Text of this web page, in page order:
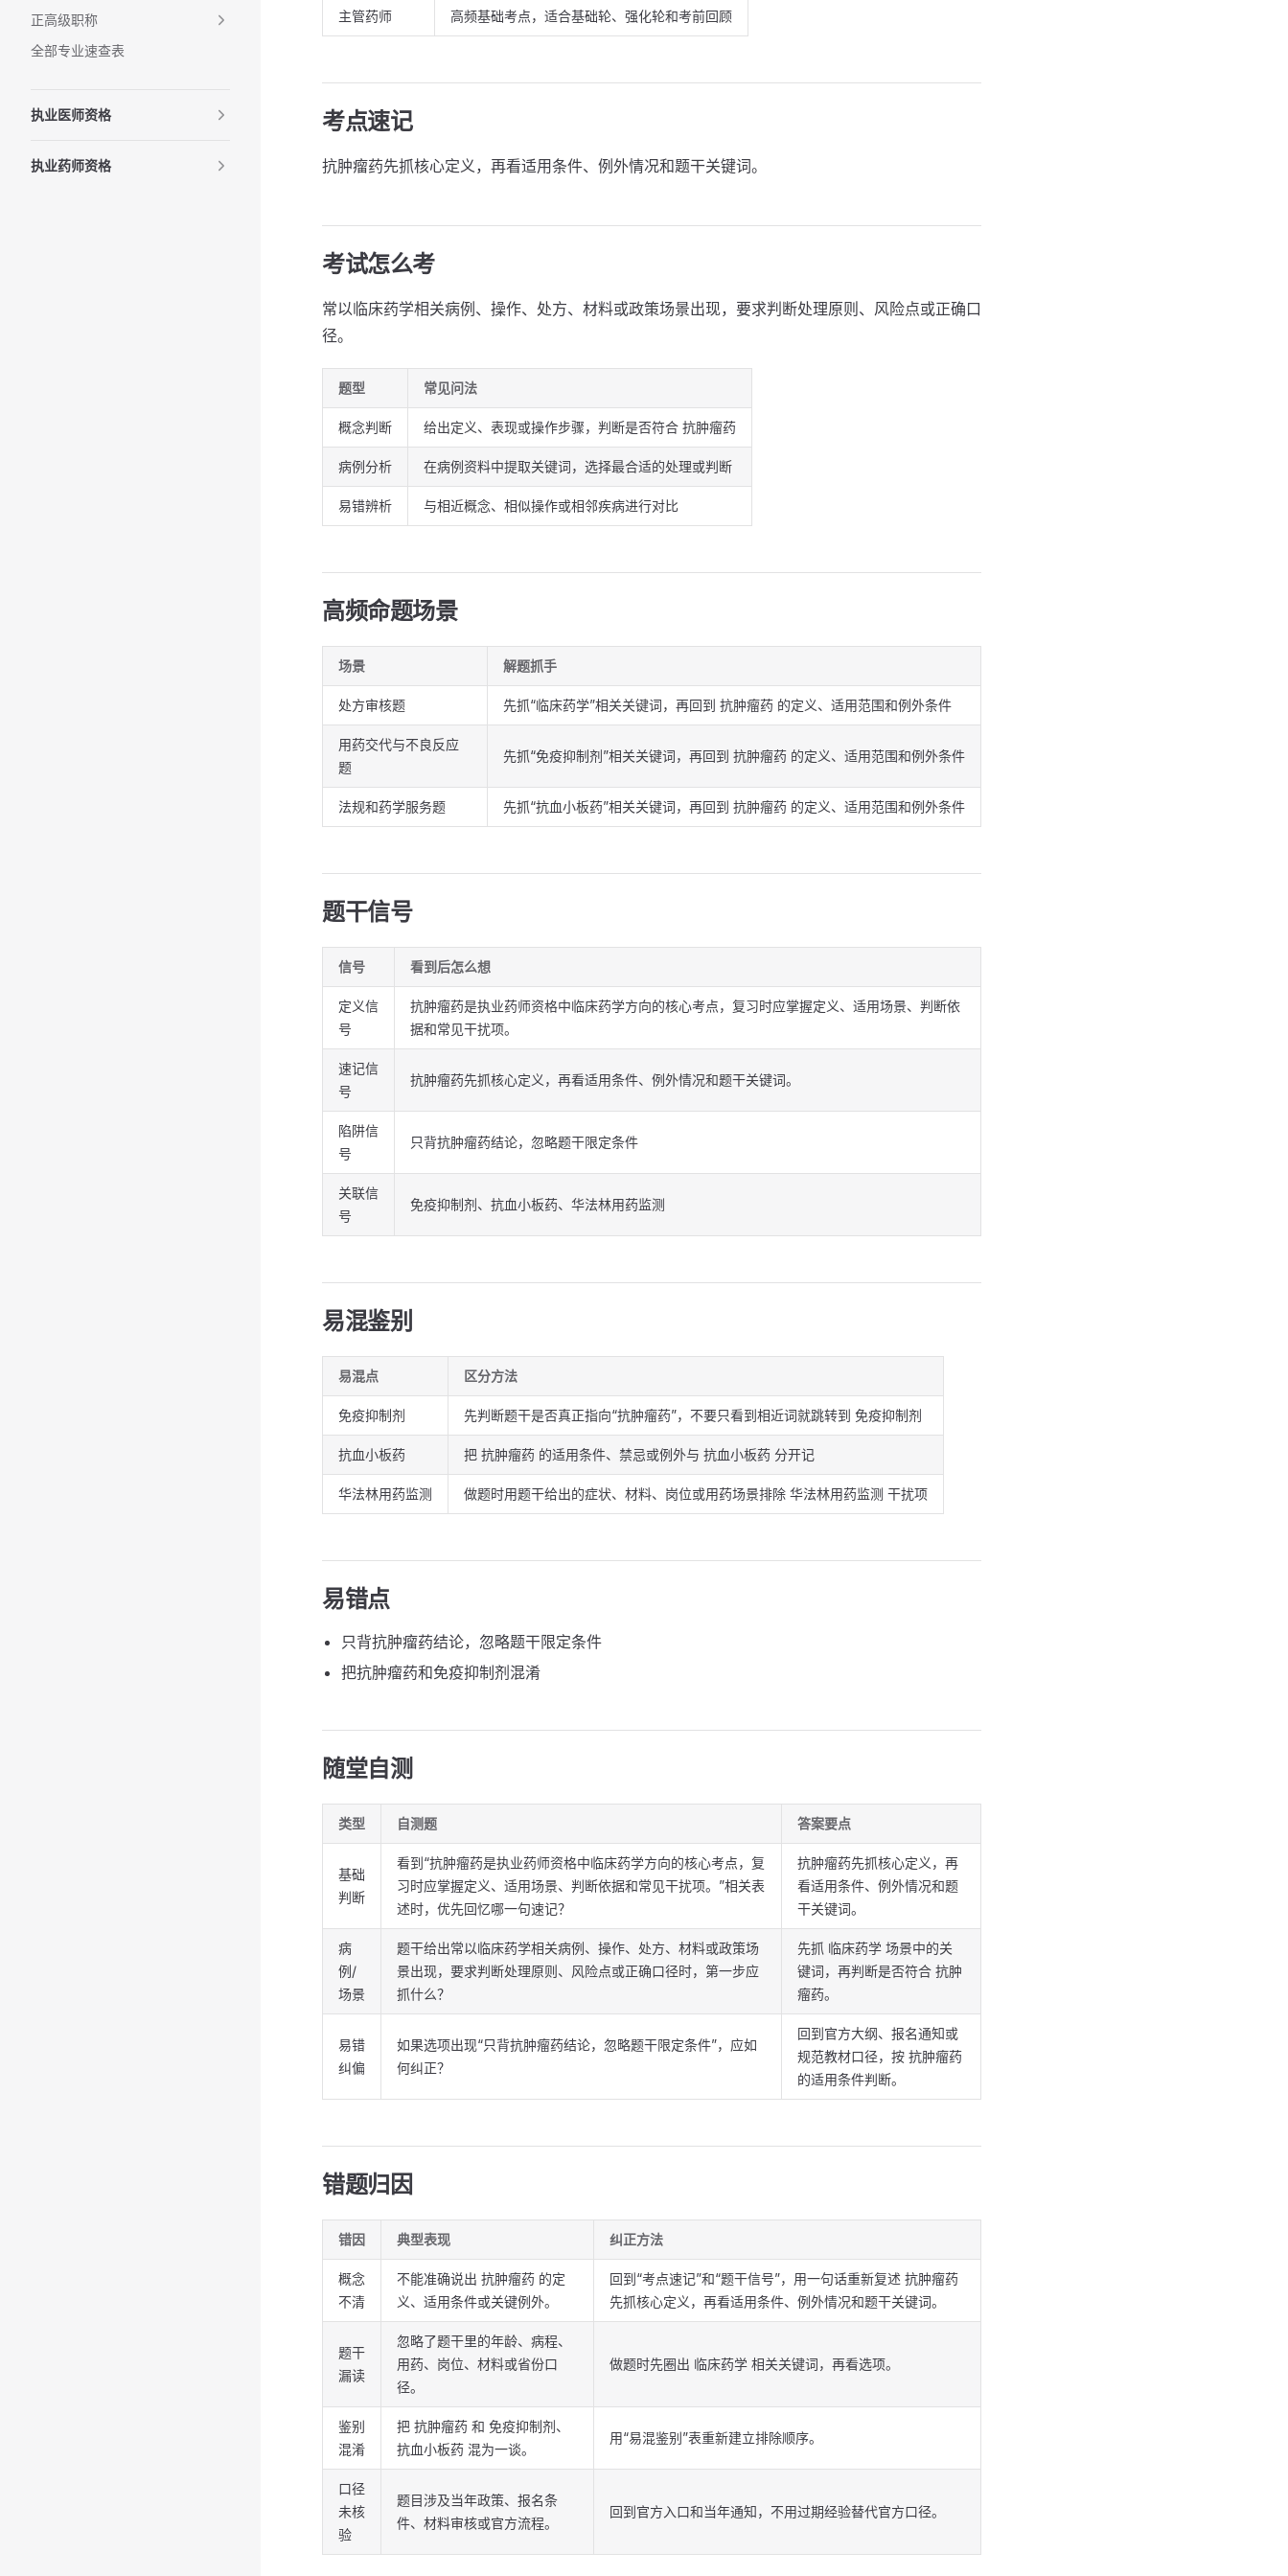
正高级职称
全部专业速查表
执业医师资格
执业药师资格
主管药师 高频基础考点，适合基础轮、强化轮和考前回顾
考点速记
抗肿瘤药先抓核心定义，再看适用条件、例外情况和题干关键词。
考试怎么考
常以临床药学相关病例、操作、处方、材料或政策场景出现，要求判断处理原则、风险点或正确口
径。
题型 常见问法
概念判断 给出定义、表现或操作步骤，判断是否符合 抗肿瘤药
病例分析 在病例资料中提取关键词，选择最合适的处理或判断
易错辨析 与相近概念、相似操作或相邻疾病进行对比
高频命题场景
场景 解题抓手
处方审核题 先抓“临床药学”相关关键词，再回到 抗肿瘤药 的定义、适用范围和例外条件
用药交代与不良反应
题
先抓“免疫抑制剂”相关关键词，再回到 抗肿瘤药 的定义、适用范围和例外条件
法规和药学服务题 先抓“抗血小板药”相关关键词，再回到 抗肿瘤药 的定义、适用范围和例外条件
题干信号
信号 看到后怎么想
定义信
号
抗肿瘤药是执业药师资格中临床药学方向的核心考点，复习时应掌握定义、适用场景、判断依
据和常见干扰项。
速记信
号
抗肿瘤药先抓核心定义，再看适用条件、例外情况和题干关键词。
陷阱信
号
只背抗肿瘤药结论，忽略题干限定条件
关联信
号
免疫抑制剂、抗血小板药、华法林用药监测
易混鉴别
易混点 区分方法
免疫抑制剂 先判断题干是否真正指向“抗肿瘤药”，不要只看到相近词就跳转到 免疫抑制剂
抗血小板药 把 抗肿瘤药 的适用条件、禁忌或例外与 抗血小板药 分开记
华法林用药监测 做题时用题干给出的症状、材料、岗位或用药场景排除 华法林用药监测 干扰项
易错点
只背抗肿瘤药结论，忽略题干限定条件
把抗肿瘤药和免疫抑制剂混淆
随堂自测
类型 自测题 答案要点
基础
判断
看到“抗肿瘤药是执业药师资格中临床药学方向的核心考点，复
习时应掌握定义、适用场景、判断依据和常见干扰项。”相关表
述时，优先回忆哪一句速记？
抗肿瘤药先抓核心定义，再
看适用条件、例外情况和题
干关键词。
病
例/
场景
题干给出常以临床药学相关病例、操作、处方、材料或政策场
景出现，要求判断处理原则、风险点或正确口径时，第一步应
抓什么？
先抓 临床药学 场景中的关
键词，再判断是否符合 抗肿
瘤药。
易错
纠偏
如果选项出现“只背抗肿瘤药结论，忽略题干限定条件”，应如
何纠正？
回到官方大纲、报名通知或
规范教材口径，按 抗肿瘤药
的适用条件判断。
错题归因
错因 典型表现 纠正方法
概念
不清
不能准确说出 抗肿瘤药 的定
义、适用条件或关键例外。
回到“考点速记”和“题干信号”，用一句话重新复述 抗肿瘤药
先抓核心定义，再看适用条件、例外情况和题干关键词。
题干
漏读
忽略了题干里的年龄、病程、
用药、岗位、材料或省份口
径。
做题时先圈出 临床药学 相关关键词，再看选项。
鉴别
混淆
把 抗肿瘤药 和 免疫抑制剂、
抗血小板药 混为一谈。
用“易混鉴别”表重新建立排除顺序。
口径
未核
验
题目涉及当年政策、报名条
件、材料审核或官方流程。
回到官方入口和当年通知，不用过期经验替代官方口径。